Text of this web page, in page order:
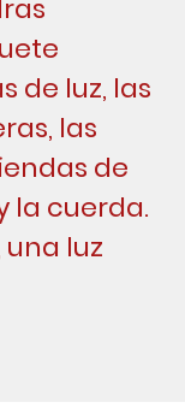
de luz, las
las
de
la cuerda.
luz